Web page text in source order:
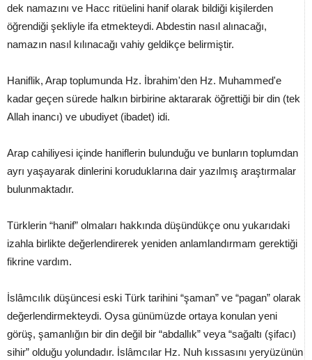
dek namazını ve Hacc ritüelini hanif olarak bildiği kişilerden
öğrendiği şekliyle ifa etmekteydi. Abdestin nasıl alınacağı,
namazın nasıl kılınacağı vahiy geldikçe belirmiştir.
Haniflik, Arap toplumunda Hz. İbrahim'den Hz. Muhammed'e
kadar geçen sürede halkın birbirine aktararak öğrettiği bir din (tek
Allah inancı) ve ubudiyet (ibadet) idi.
Arap cahiliyesi içinde haniflerin bulunduğu ve bunların toplumdan
ayrı yaşayarak dinlerini koruduklarına dair yazılmış araştırmalar
bulunmaktadır.
Türklerin “hanif” olmaları hakkında düşündükçe onu yukarıdaki
izahla birlikte değerlendirerek yeniden anlamlandırmam gerektiği
fikrine vardım.
İslâmcılık düşüncesi eski Türk tarihini “şaman” ve “pagan” olarak
değerlendirmekteydi. Oysa günümüzde ortaya konulan yeni
görüş, şamanlığın bir din değil bir “abdallık” veya “sağaltı (şifacı)
sihir” olduğu yolundadır. İslâmcılar Hz. Nuh kıssasını yeryüzünün